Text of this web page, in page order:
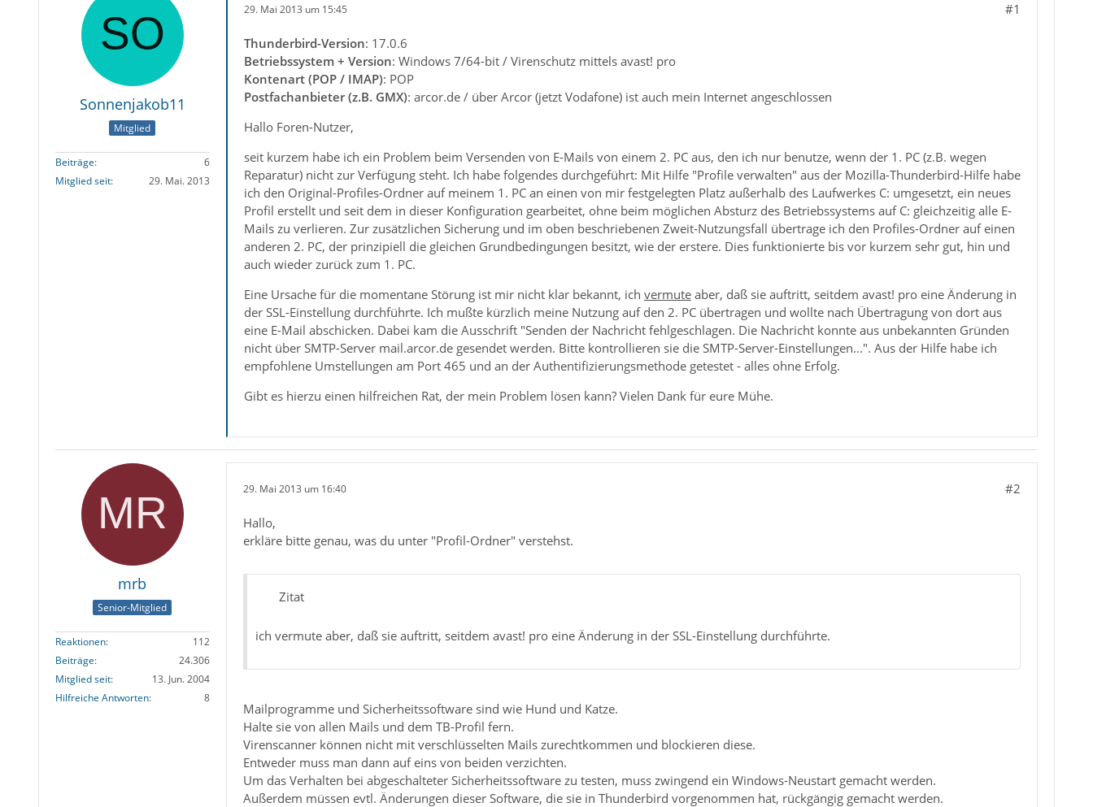
Sonnenjakob11
Mitglied
Beiträge
6
Mitglied seit
29. Mai. 2013
29. Mai 2013 um 15:45 #1
Thunderbird-Version: 17.0.6
Betriebssystem + Version: Windows 7/64-bit / Virenschutz mittels avast! pro
Kontenart (POP / IMAP): POP
Postfachanbieter (z.B. GMX): arcor.de / über Arcor (jetzt Vodafone) ist auch mein Internet angeschlossen
Hallo Foren-Nutzer,
seit kurzem habe ich ein Problem beim Versenden von E-Mails von einem 2. PC aus, den ich nur benutze, wenn der 1. PC (z.B. wegen
Reparatur) nicht zur Verfügung steht. Ich habe folgendes durchgeführt: Mit Hilfe "Profile verwalten" aus der Mozilla-Thunderbird-Hilfe habe
ich den Original-Profiles-Ordner auf meinem 1. PC an einen von mir festgelegten Platz außerhalb des Laufwerkes C: umgesetzt, ein neues
Profil erstellt und seit dem in dieser Konfiguration gearbeitet, ohne beim möglichen Absturz des Betriebssystems auf C: gleichzeitig alle E-
Mails zu verlieren. Zur zusätzlichen Sicherung und im oben beschriebenen Zweit-Nutzungsfall übertrage ich den Profiles-Ordner auf einen
anderen 2. PC, der prinzipiell die gleichen Grundbedingungen besitzt, wie der erstere. Dies funktionierte bis vor kurzem sehr gut, hin und
auch wieder zurück zum 1. PC.
Eine Ursache für die momentane Störung ist mir nicht klar bekannt, ich vermuteaber, daß sie auftritt, seitdem avast! pro eine Änderung in
der SSL-Einstellung durchführte. Ich mußte kürzlich meine Nutzung auf den 2. PC übertragen und wollte nach Übertragung von dort aus
eine E-Mail abschicken. Dabei kam die Ausschrift "Senden der Nachricht fehlgeschlagen. Die Nachricht konnte aus unbekannten Gründen
nicht über SMTP-Server mail.arcor.de gesendet werden. Bitte kontrollieren sie die SMTP-Server-Einstellungen...". Aus der Hilfe habe ich
empfohlene Umstellungen am Port 465 und an der Authentifizierungsmethode getestet - alles ohne Erfolg.
Gibt es hierzu einen hilfreichen Rat, der mein Problem lösen kann? Vielen Dank für eure Mühe.
mrb
Senior-Mitglied
Reaktionen
112
Beiträge
24.306
Mitglied seit
13. Jun. 2004
Hilfreiche Antworten
8
29. Mai 2013 um 16:40 #2
Hallo,
erkläre bitte genau, was du unter "Profil-Ordner" verstehst.
Zitat
ich vermute aber, daß sie auftritt, seitdem avast! pro eine Änderung in der SSL-Einstellung durchführte.
Mailprogramme und Sicherheitssoftware sind wie Hund und Katze.
Halte sie von allen Mails und dem TB-Profil fern.
Virenscanner können nicht mit verschlüsselten Mails zurechtkommen und blockieren diese.
Entweder muss man dann auf eins von beiden verzichten.
Um das Verhalten bei abgeschalteter Sicherheitssoftware zu testen, muss zwingend ein Windows-Neustart gemacht werden.
Außerdem müssen evtl. Änderungen dieser Software, die sie in Thunderbird vorgenommen hat, rückgängig gemacht werden.